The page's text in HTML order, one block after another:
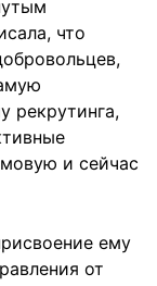
что
рекрутинга,
и сейчас
ему
от